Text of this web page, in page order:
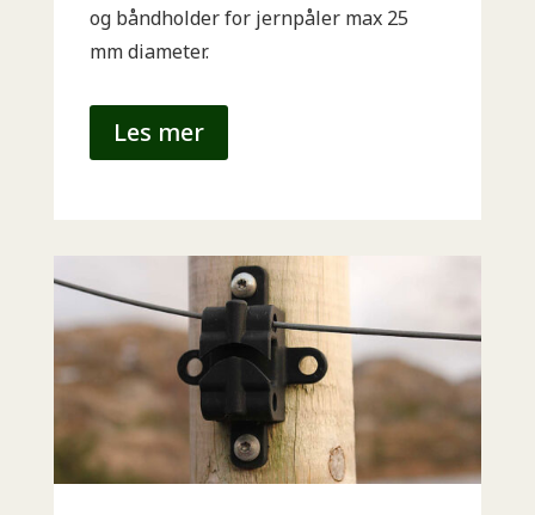
og båndholder for jernpåler max 25
mm diameter.
Les mer